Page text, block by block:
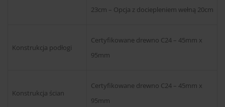
23cm – Opcja z dociepleniem wełną 20cm
Konstrukcja podłogi
Certyfikowane drewno C24 – 45mm x
95mm
Konstrukcja ścian
Certyfikowane drewno C24 – 45mm x
95mm